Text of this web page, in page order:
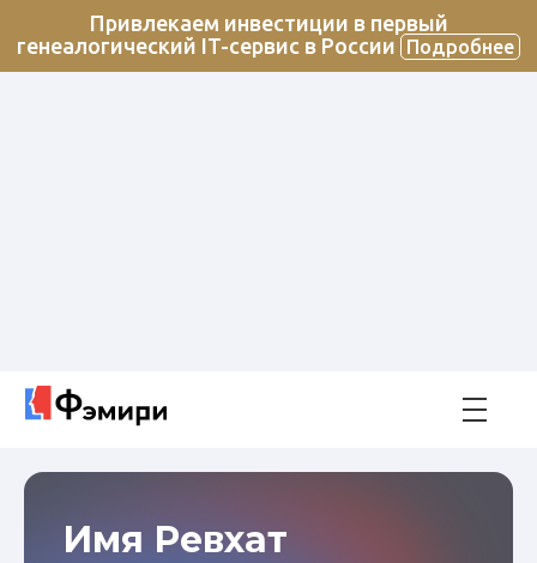
Привлекаем инвестиции в первый
генеалогический IT-сервис в России
Подробнее
Имя Ревхат